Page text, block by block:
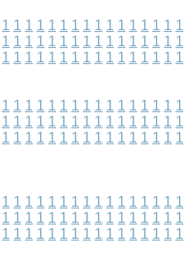
1 1 1 1 1 1 1 1 1 1 1 1 1 1 1 1
1 1 1 1 1 1 1 1 1 1 1 1 1 1 1 1
1 1 1 1 1 1 1 1 1 1 1 1 1 1 1 1
1 1 1 1 1 1 1 1 1 1 1 1 1 1 1 1
1 1 1 1 1 1 1 1 1 1 1 1 1 1 1 1
1 1 1 1 1 1 1 1 1 1 1 1 1 1 1 1
1 1 1 1 1 1 1 1 1 1 1 1 1 1 1 1
1 1 1 1 1 1 1 1 1 1 1 1 1 1 1 1
1 1 1 1 1 1 1 1 1 1 1 1 1 1 1 1